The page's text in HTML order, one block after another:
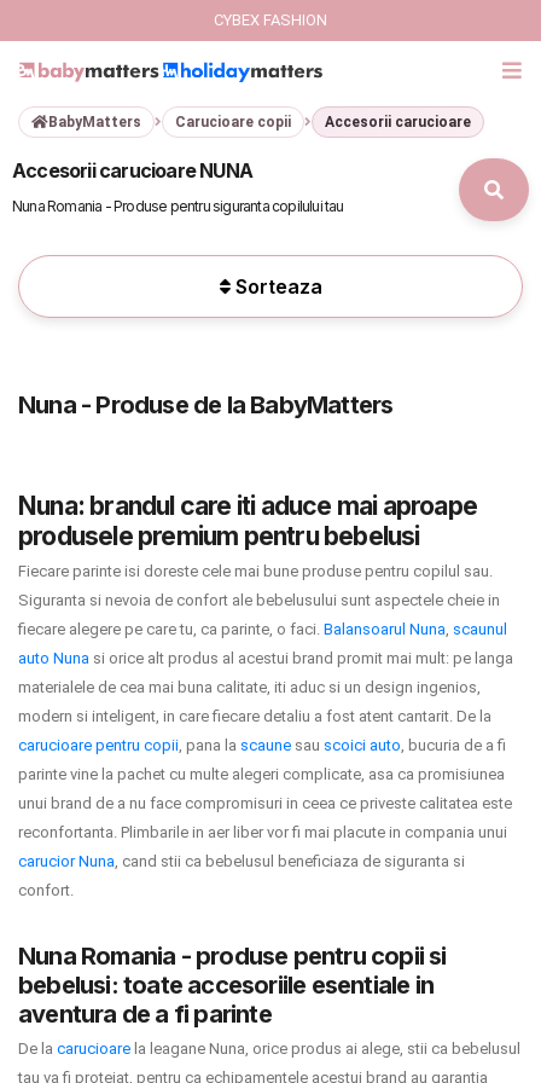
CYBEX FASHION
BabyMatters Carucioare copii Accesorii carucioare
Accesorii carucioare NUNA
Nuna Romania - Produse pentru siguranta copilului tau
Sorteaza
Nuna - Produse de la BabyMatters
Nuna: brandul care iti aduce mai aproape
produsele premium pentru bebelusi
Fiecare parinte isi doreste cele mai bune produse pentru copilul sau.
Siguranta si nevoia de confort ale bebelusului sunt aspectele cheie in
fiecare alegere pe care tu, ca parinte, o faci. Balansoarul Nuna, scaunul
auto Nuna si orice alt produs al acestui brand promit mai mult: pe langa
materialele de cea mai buna calitate, iti aduc si un design ingenios,
modern si inteligent, in care fiecare detaliu a fost atent cantarit. De la
carucioare pentru copii, pana la scaune sau scoici auto, bucuria de a fi
parinte vine la pachet cu multe alegeri complicate, asa ca promisiunea
unui brand de a nu face compromisuri in ceea ce priveste calitatea este
reconfortanta. Plimbarile in aer liber vor fi mai placute in compania unui
carucior Nuna, cand stii ca bebelusul beneficiaza de siguranta si
confort.
Nuna Romania - produse pentru copii si
bebelusi: toate accesoriile esentiale in
aventura de a fi parinte
De la carucioare la leagane Nuna, orice produs ai alege, stii ca bebelusul
tau va fi protejat, pentru ca echipamentele acestui brand au garantia